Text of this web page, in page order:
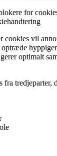
for
cookies vil
optimalt
fra tredjeparter,